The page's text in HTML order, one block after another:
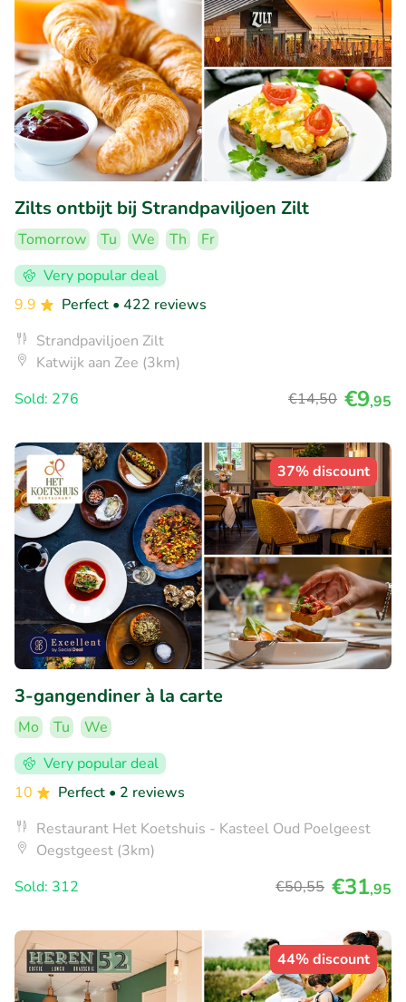
Zilts ontbijt bij Strandpaviljoen Zilt
Tomorrow Tu We Th
Fr
Very popular deal
9.9
Perfect • 422 reviews
Strandpaviljoen Zilt
Katwijk aan Zee (3km)
Sold: 276
€14,50 €9,95
37% discount
3-gangendiner à la carte
Mo Tu
We
Very popular deal
10
Perfect • 2 reviews
Restaurant Het Koetshuis - Kasteel Oud Poelgeest
Oegstgeest (3km)
Sold: 312
€50,55 €31,95
44% discount